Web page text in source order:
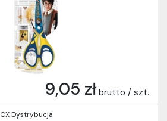
9,05 zł brutto / szt.
CX Dystrybucja